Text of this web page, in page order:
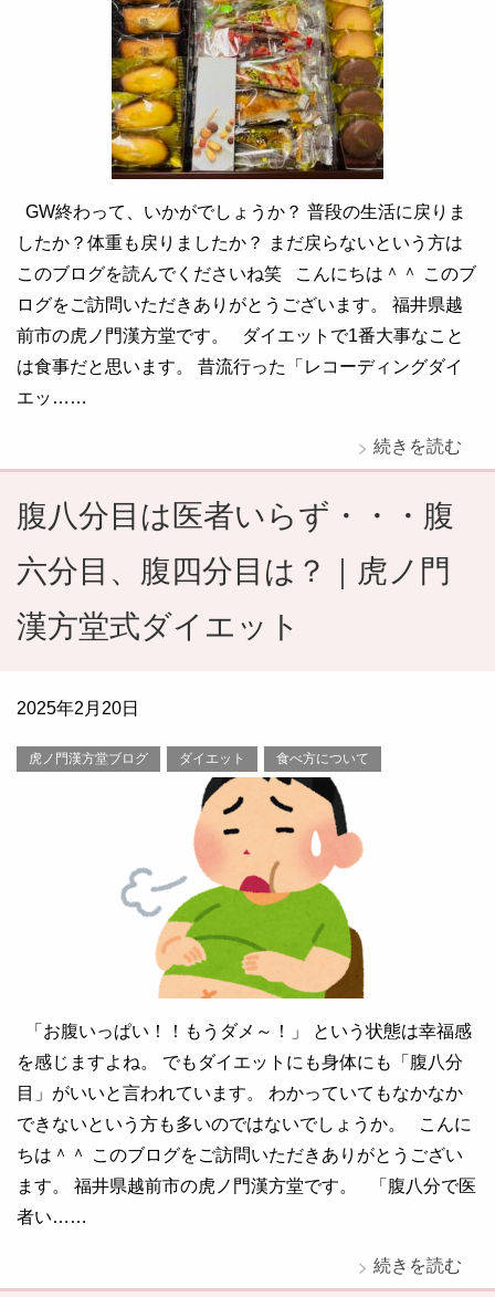
GW終わって、いかがでしょうか？ 普段の生活に戻りま
したか？体重も戻りましたか？ まだ戻らないという方は
このブログを読んでくださいね笑 こんにちは＾＾ このブ
ログをご訪問いただきありがとうございます。 福井県越
前市の虎ノ門漢方堂です。 ダイエットで1番大事なこと
は食事だと思います。 昔流行った「レコーディングダイ
エッ……
続きを読む
腹八分目は医者いらず・・・腹
六分目、腹四分目は？｜虎ノ門
漢方堂式ダイエット
2025年2月20日
虎ノ門漢方堂ブログ ダイエット 食べ方について
「お腹いっぱい！！もうダメ～！」 という状態は幸福感
を感じますよね。 でもダイエットにも身体にも「腹八分
目」がいいと言われています。 わかっていてもなかなか
できないという方も多いのではないでしょうか。 こんに
ちは＾＾ このブログをご訪問いただきありがとうござい
ます。 福井県越前市の虎ノ門漢方堂です。 「腹八分で医
者い……
続きを読む